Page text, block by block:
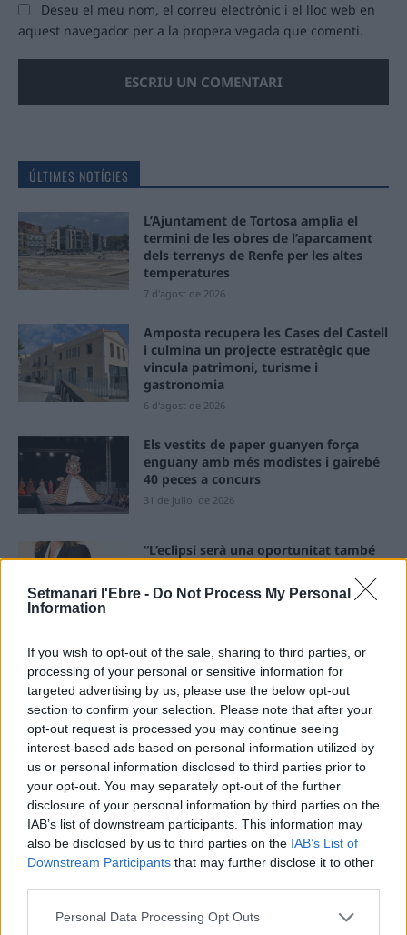
Setmanari l'Ebre - Do Not Process My Personal
Information
If you wish to opt-out of the sale, sharing to third parties, or
processing of your personal or sensitive information for
targeted advertising by us, please use the below opt-out
section to confirm your selection. Please note that after your
opt-out request is processed you may continue seeing
interest-based ads based on personal information utilized by
us or personal information disclosed to third parties prior to
your opt-out. You may separately opt-out of the further
disclosure of your personal information by third parties on the
IAB’s list of downstream participants. This information may
also be disclosed by us to third parties on the IAB’s List of
Downstream Participants that may further disclose it to other
Personal Data Processing Opt Outs
Deseu el meu nom, el correu electrònic i el lloc web en
aquest navegador per a la propera vegada que comenti.
ÚLTIMES NOTÍCIES
L’Ajuntament de Tortosa amplia el
termini de les obres de l’aparcament
dels terrenys de Renfe per les altes
temperatures
7 d'agost de 2026
Amposta recupera les Cases del Castell
i culmina un projecte estratègic que
vincula patrimoni, turisme i
gastronomia
6 d'agost de 2026
Els vestits de paper guanyen força
enguany amb més modistes i gairebé
40 peces a concurs
31 de juliol de 2026
“L’eclipsi serà una oportunitat també
d’Amposta”
Carrega més